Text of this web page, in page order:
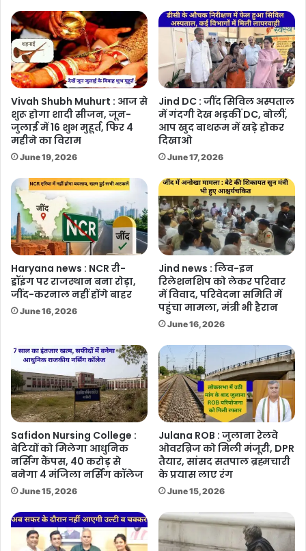
Vivah Shubh Muhurt : आज से
शुरू होगा शादी सीजन, जून-
जुलाई में 16 शुभ मुहूर्त, फिर 4
महीने का विराम
June 19, 2026
Jind DC : जींद सिविल अस्पताल
में गंदगी देख भड़कीं DC, बोलीं,
आप खुद बाथरूम में खड़े होकर
दिखाओ
June 17, 2026
Haryana news : NCR री-
ड्रॉइंग पर राजस्थान बना रोड़ा,
जींद-करनाल नहीं होंगे बाहर
June 16, 2026
Jind news : लिव-इन
रिलेशनशिप को लेकर परिवार
में विवाद, परिवेदना समिति में
पहुंचा मामला, मंत्री भी हैरान
June 16, 2026
Safidon Nursing College :
बेटियों को मिलेगा आधुनिक
नर्सिंग कैंपस, 40 करोड़ से
बनेगा 4 मंजिला नर्सिंग कॉलेज
June 15, 2026
Julana ROB : जुलाना रेलवे
ओवरब्रिज को मिली मंजूरी, DPR
तैयार, सांसद सतपाल ब्रह्मचारी
के प्रयास लाए रंग
June 15, 2026